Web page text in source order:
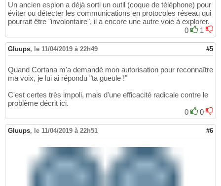
Un ancien espion a déjà sorti un outil (coque de téléphone) pour
éviter ou détecter les communications en protocoles réseau qui
pourrait être "involontaire", il a encore une autre voie à explorer.
0
1
Gluups, le 11/04/2019 à 22h49 #5
Quand Cortana m'a demandé mon autorisation pour reconnaître
ma voix, je lui ai répondu "ta gueule !"
C'est certes très impoli, mais d'une efficacité radicale contre le
problème décrit ici.
0
0
Gluups, le 11/04/2019 à 22h51 #6